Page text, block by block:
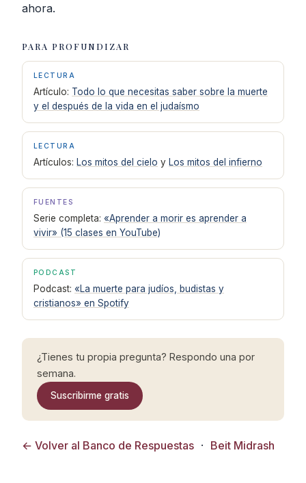
ahora.
PARA PROFUNDIZAR
LECTURA
Artículo: Todo lo que necesitas saber sobre la muerte
y el después de la vida en el judaísmo
LECTURA
Artículos: Los mitos del cielo y Los mitos del infierno
FUENTES
Serie completa: «Aprender a morir es aprender a
vivir» (15 clases en YouTube)
PODCAST
Podcast: «La muerte para judíos, budistas y
cristianos» en Spotify
¿Tienes tu propia pregunta? Respondo una por
semana.
Suscribirme gratis
← Volver al Banco de Respuestas · Beit Midrash